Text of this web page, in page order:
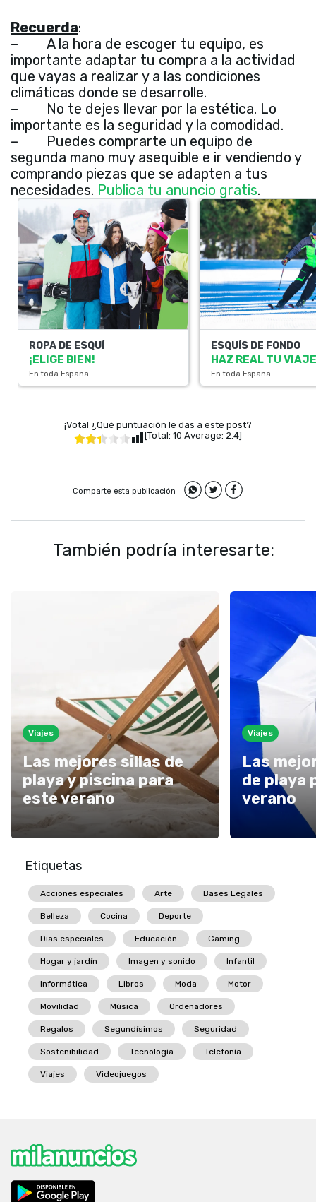
Recuerda:
–
A la hora de escoger tu equipo, es
importante adaptar tu compra a la actividad
que vayas a realizar y a las condiciones
climáticas donde se desarrolle.
–
No te dejes llevar por la estética. Lo
importante es la seguridad y la comodidad.
–
Puedes comprarte un equipo de
segunda mano muy asequible e ir vendiendo y
comprando piezas que se adapten a tus
necesidades. Publica tu anuncio gratis.
ROPA DE ESQUÍ
¡ELIGE BIEN!
En toda España
ESQUÍS DE FONDO
HAZ REAL TU VIAJE
En toda España
¡Vota! ¿Qué puntuación le das a este post?
[Total: 10 Average: 2.4]
Comparte esta publicación
También podría interesarte:
Viajes
Las mejores sillas de
playa y piscina para
este verano
Viajes
Las
de playa
verano
Etiquetas
Acciones especiales Arte Bases Legales
Belleza Cocina Deporte
Días especiales Educación Gaming
Hogar y jardín Imagen y sonido Infantil
Informática Libros Moda Motor
Movilidad Música Ordenadores
Regalos Segundísimos Seguridad
Sostenibilidad Tecnología Telefonía
Viajes Videojuegos